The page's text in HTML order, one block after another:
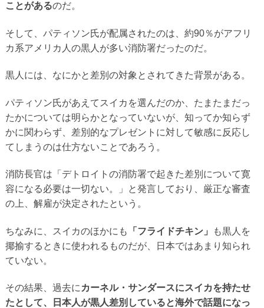
ことがあるのだ。
そして、パティソン氏が配属されたのは、約90％がアフリ
カ系アメリカ人の黒人が多い消防署だったのだ。
黒人には、なにかと差別の対象とされてきた背景がある。
パティソン氏があえてスイカを選んだのか、たまたまだっ
たかについては明らかとなっていないが、知ってか知らず
かに関わらず、差別的なプレゼントに対して敏感に反応し
てしまうのは仕方ないことであろう。
消防長官は「デトロイトの消防署で起きた差別について寛
容になる必要は一切ない。」と発言しており、厳正な審査
の上、解雇が決定されたという。
ちなみに、スイカのほかにも 「フライドチキン」
も黒人を
揶揄するときに使われるものだが、日本ではあまり知られ
ていない。
その結果、過去に カーネル・サンダースにスイカを持たせ
たとして、日本人が黒人差別していると海外で話題になっ